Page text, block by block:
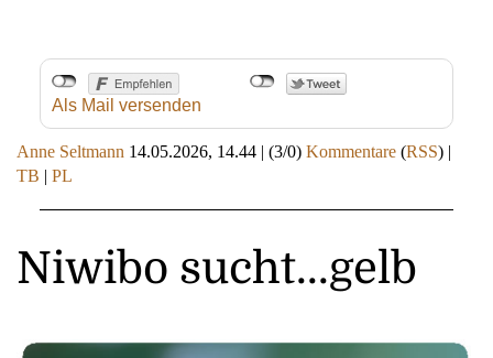
Als Mail versenden
Anne Seltmann 14.05.2026, 14.44 | (3/0) Kommentare (RSS) |
TB | PL
Niwibo sucht...gelb